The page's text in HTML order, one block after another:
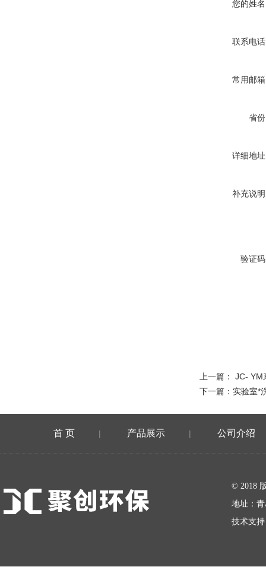
您的姓
联系电
常用邮
省
详细地
补充说
验证
上一篇： JC- YM
下一篇： 实验室*
首 页 | 产品展示 | 公司介绍
© 2018
地址：
技术支